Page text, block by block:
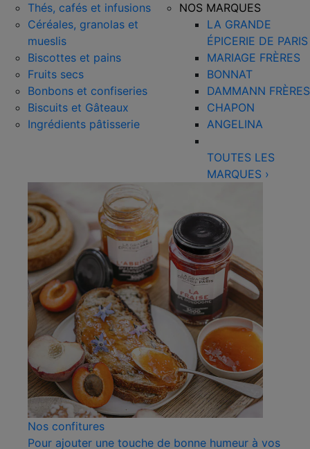
Thés, cafés et infusions
Céréales, granolas et
mueslis
Biscottes et pains
Fruits secs
Bonbons et confiseries
Biscuits et Gâteaux
Ingrédients pâtisserie
NOS MARQUES
LA GRANDE
ÉPICERIE DE PARIS
MARIAGE FRÈRES
BONNAT
DAMMANN FRÈRES
CHAPON
ANGELINA
TOUTES LES
MARQUES ›
Nos confitures
Pour ajouter une touche de bonne humeur à vos